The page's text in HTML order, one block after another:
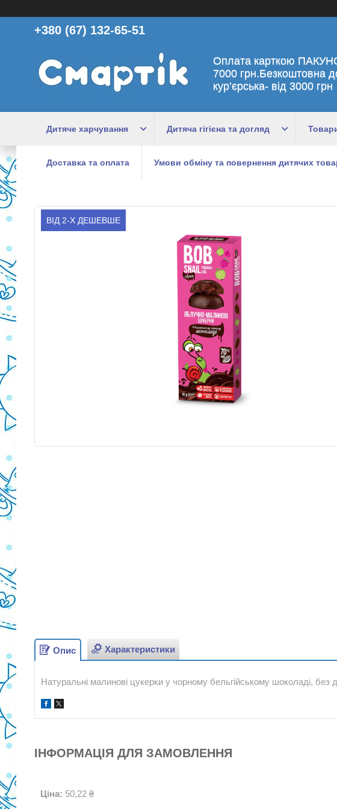
+380 (67) 132-65-51
Оплата карткою
7000 грн.Безкоштовна
кур’єрська- від 3000 грн
Дитяче харчування Дитяча гігієна та догляд
Доставка та оплата Умови обміну та повернення дитячих
ВІД 2-Х ДЕШЕВШЕ
Опис Характеристики
Натуральні малинові цукерки у чорному бельгійському шоколаді, без
ІНФОРМАЦІЯ ДЛЯ ЗАМОВЛЕННЯ
Ціна: 50,22 ₴